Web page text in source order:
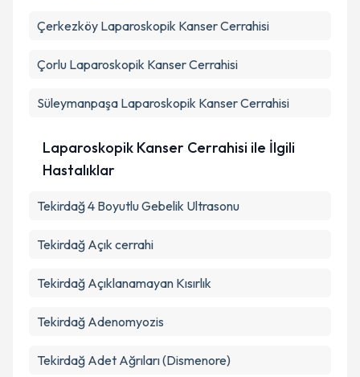
Metni 'ni okudum ve kişisel verilerimin belirtilen
Çerkezköy Laparoskopik Kanser Cerrahisi
Çorlu Laparoskopik Kanser Cerrahisi
Süleymanpaşa Laparoskopik Kanser Cerrahisi
Laparoskopik Kanser Cerrahisi ile İlgili
Hastalıklar
Tekirdağ 4 Boyutlu Gebelik Ultrasonu
Tekirdağ Açık cerrahi
Tekirdağ Açıklanamayan Kısırlık
Tekirdağ Adenomyozis
Tekirdağ Adet Ağrıları (Dismenore)